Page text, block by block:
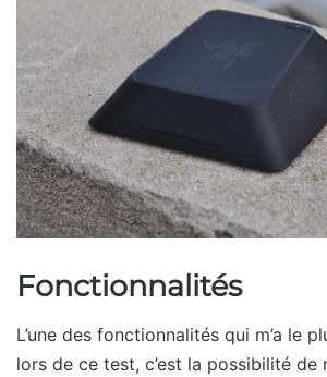
Fonctionnalités
L’une des fonctionnalités qui m’a le
lors de ce test, c’est la possibilité de